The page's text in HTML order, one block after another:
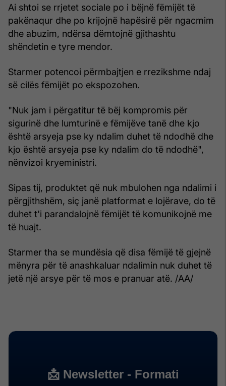
Ai shtoi se rrjetet sociale po i bëjnë fëmijët të
pakënaqur dhe po krijojnë hapësirë për ngacmim
dhe abuzim, ndërsa dëmtojnë gjithashtu
shëndetin e tyre mendor.
Starmer potencoi përmbajtjen e rrezikshme ndaj
së cilës fëmijët po ekspozohen.
"Nuk jam i përgatitur të bëj kompromis për
sigurinë dhe lumturinë e fëmijëve tanë dhe kjo
është arsyeja pse ky ndalim duhet të ndodhë dhe
kjo është arsyeja pse ky ndalim do të ndodhë",
nënvizoi kryeministri.
Sipas tij, produktet që nuk mbulohen nga ndalimi i
përgjithshëm, siç janë platformat e lojërave, do të
duhet t'i parandalojnë fëmijët të komunikojnë me
të huajt.
Starmer tha se mundësia që disa fëmijë të gjejnë
mënyra për të anashkaluar ndalimin nuk duhet të
jetë një arsye për të mos e pranuar atë. /AA/